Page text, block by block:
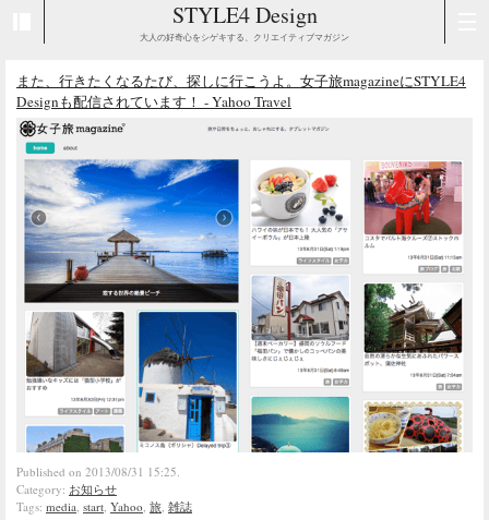
STYLE4 Design
大人の好奇心をシゲキする、クリエイティブマガジン
また、行きたくなるたび、探しに行こうよ。女子旅magazineにSTYLE4
Designも配信されています！ - Yahoo Travel
Published on 2013/08/31 15:25.
Category: お知らせ
Tags: media start Yahoo 旅 雑誌